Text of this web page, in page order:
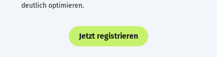
deutlich optimieren.
Jetzt registrieren